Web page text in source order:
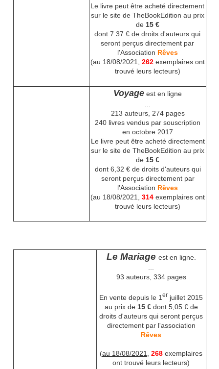
Le livre peut être acheté directement
sur le site de TheBookEdition au prix
de 15 €
dont 7.37 € de droits d'auteurs qui
seront perçus directement par
l'Association Rêves
(au 18/08/2021, 262exemplaires ont
trouvé leurs lecteurs)
Voyage est en ligne
213 auteurs, 274 pages
240 livres vendus par souscription
en octobre 2017
Le livre peut être acheté directement
sur le site de TheBookEdition au prix
de 15 €
dont 6,32 € de droits d'auteurs qui
seront perçus directement par
l'Association Rêves
(au 18/08/2021, 314 exemplaires ont
trouvé leurs lecteurs)
Le Mariage est en ligne.
93 auteurs, 334 pages
En vente depuis le 1 er juillet 2015
au prix de 15 €dont 5,05 € de
droits d'auteurs qui seront perçus
directement par l'association
Rêves
(au 18/08/2021 268 exemplaires
ont trouvé leurs lecteurs)